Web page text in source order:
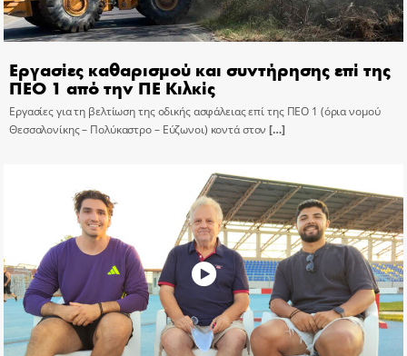
Εργασίες καθαρισμού και συντήρησης επί της
ΠΕΟ 1 από την ΠΕ Κιλκίς
Εργασίες για τη βελτίωση της οδικής ασφάλειας επί της ΠΕΟ 1 (όρια νομού
Θεσσαλονίκης – Πολύκαστρο – Εύζωνοι) κοντά στον […]